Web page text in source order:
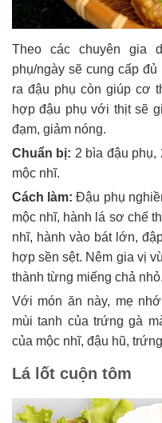
Theo các chuyên gia
phụ/ngày sẽ cung cấp
ra đậu phụ còn giúp cơ
hợp đậu phụ với thịt sẽ
đạm, giảm nóng.
Chuẩn bị: 2 bìa đậu phụ,
mộc nhĩ.
Cách làm: Đậu phụ
mộc nhĩ, hành lá sơ chế
nhĩ, hành vào bát lớn,
hợp sền sệt. Nêm gia vị
thành từng miếng chả nhỏ.
Với món ăn này, mẹ
mùi tanh của trứng gà
của mộc nhĩ, đậu hũ,
Lá lốt cuộn tôm